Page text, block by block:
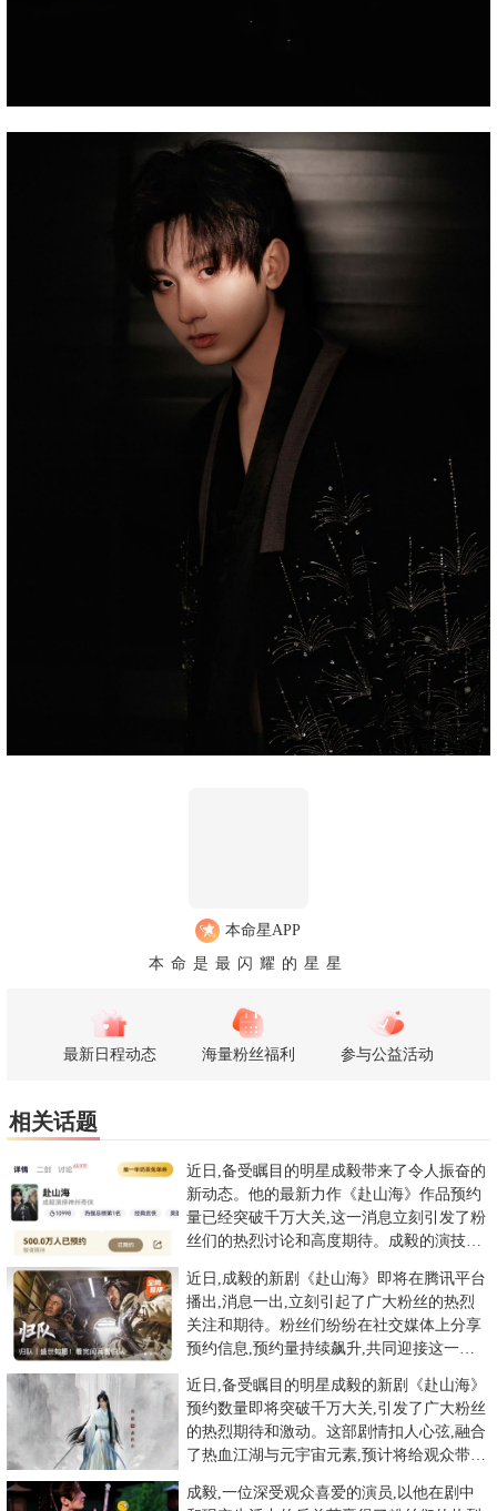
本命星APP
本命是最闪耀的星星
最新日程动态 海量粉丝福利 参与公益活动
相关话题
近日,备受瞩目的明星成毅带来了令人振奋的
新动态。他的最新力作《赴山海》作品预约
量已经突破千万大关,这一消息立刻引发了粉
丝们的热烈讨论和高度期待。成毅的演技一
近日,成毅的新剧《赴山海》即将在腾讯平台
播出,消息一出,立刻引起了广大粉丝的热烈
关注和期待。粉丝们纷纷在社交媒体上分享
预约信息,预约量持续飙升,共同迎接这一激
近日,备受瞩目的明星成毅的新剧《赴山海》
预约数量即将突破千万大关,引发了广大粉丝
的热烈期待和激动。这部剧情扣人心弦,融合
了热血江湖与元宇宙元素,预计将给观众带来
成毅,一位深受观众喜爱的演员,以他在剧中